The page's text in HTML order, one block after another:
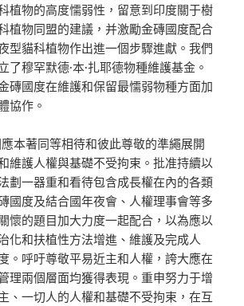
植物的高度懦弱性，留意到印度關于樹
植物同盟的建議，并激勵金磚國度配合
型貓科植物作出進一個步驟進獻。我們
了穆罕默德·本·扎耶德物種維護基金。
磚國度在維護和保留最懦弱物種方面加
協作。
本著同等相待和彼此尊敬的準繩展開
維護人權與基礎不受拘束。批准持續以
劃一器重和看待包含成長權在內的各類
國度及結合國年夜會、人權理事會等多
懷的題目加大力度一起配合，以為應以
化和扶植性方法增進、維護及完成人
。呼吁尊敬平易近主和人權，誇大應在
理兩個層面均獲得表現。重申努力于增
、一切人的人權和基礎不受拘束，在互